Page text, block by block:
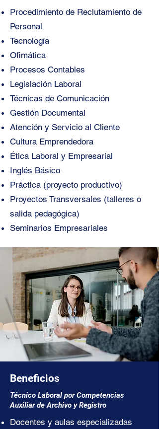
Procedimiento de Reclutamiento de
Personal
Tecnología
Ofimática
Procesos Contables
Legislación Laboral
Técnicas de Comunicación
Gestión Documental
Atención y Servicio al Cliente
Cultura Emprendedora
Ética Laboral y Empresarial
Inglés Básico
Práctica (proyecto productivo)
Proyectos Transversales (talleres o
salida pedagógica)
Seminarios Empresariales
Beneficios
Técnico Laboral por Competencias
Auxiliar de Archivo y Registro
Docentes y aulas especializadas